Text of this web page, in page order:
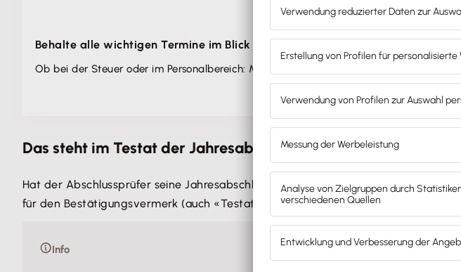
Behalte alle wichtigen Termine im Blick
Ob bei der Steuer oder im Personalbereich: Mit unserem Unternehmer­kalender entgeht
Das steht im Testat der Jahresabschlussprüfung
Hat der Abschlussprüfer seine Jahresabschlussprüfung beendet, ist er
für den Bestätigungsvermerk (auch «Testat» genannt) ist gesetzlich
Info